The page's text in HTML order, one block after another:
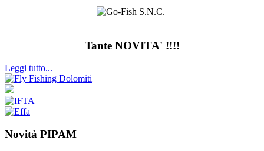
Tante NOVITA' !!!!
Leggi tutto...
Novità PIPAM